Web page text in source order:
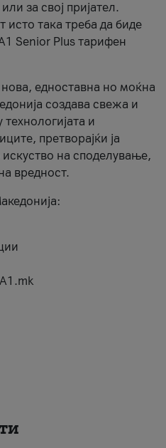
за свој пријател.
исто така треба да биде
Senior Plus тарифен
едноставна но моќна
создава свежа и
и
претворајќи ја
на споделување,
вредност.